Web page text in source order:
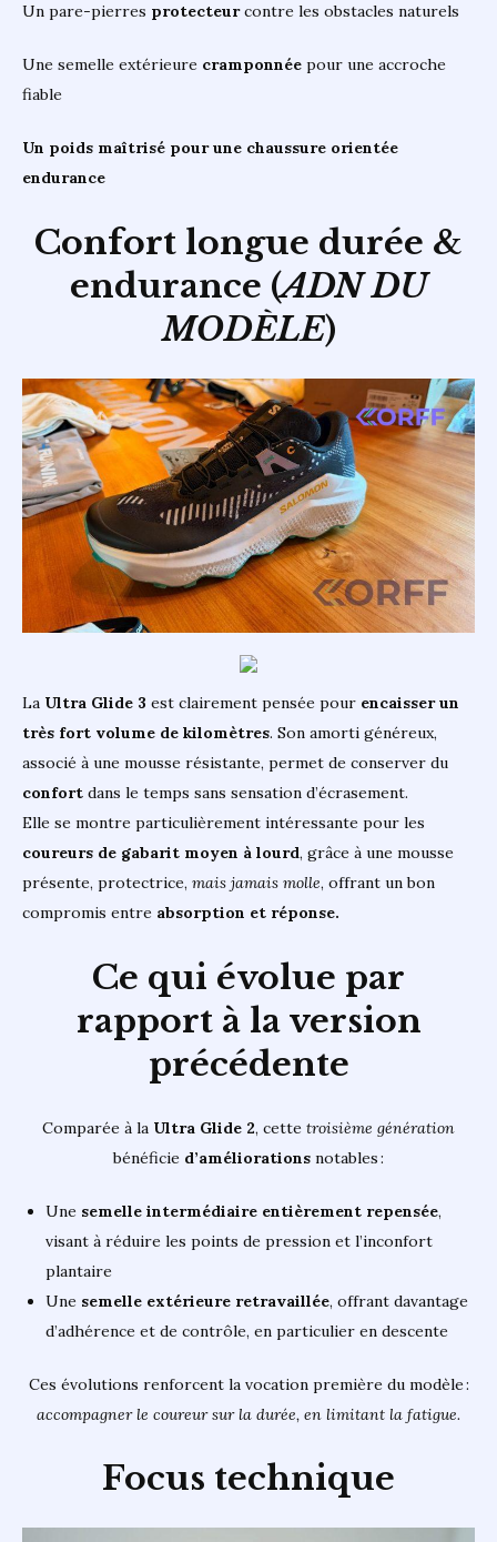
Un pare-pierres protecteurcontre les obstacles naturels
Une semelle extérieure cramponnée pour une accroche
fiable
Un poids maîtrisé pour une chaussure orientée
endurance
Confort longue durée &
endurance (ADN DU
MODÈLE)
La Ultra Glide 3 est clairement pensée pour encaisser un
très fort volume de kilomètres. Son amorti généreux,
associé à une mousse résistante, permet de conserver du
confort dans le temps sans sensation d’écrasement.
Elle se montre particulièrement intéressante pour les
coureurs de gabarit moyen à lourd, grâce à une mousse
présente, protectrice, mais jamais molle, offrant un bon
compromis entre absorption et réponse.
Ce qui évolue par
rapport à la version
précédente
Comparée à la Ultra Glide 2, cette troisième génération
bénéficie d’améliorations notables :
Une semelle intermédiaire entièrement repensée,
visant à réduire les points de pression et l’inconfort
plantaire
Une semelle extérieure retravaillée, offrant davantage
d’adhérence et de contrôle, en particulier en descente
Ces évolutions renforcent la vocation première du modèle :
accompagner le coureur sur la durée, en limitant la fatigue.
Focus technique